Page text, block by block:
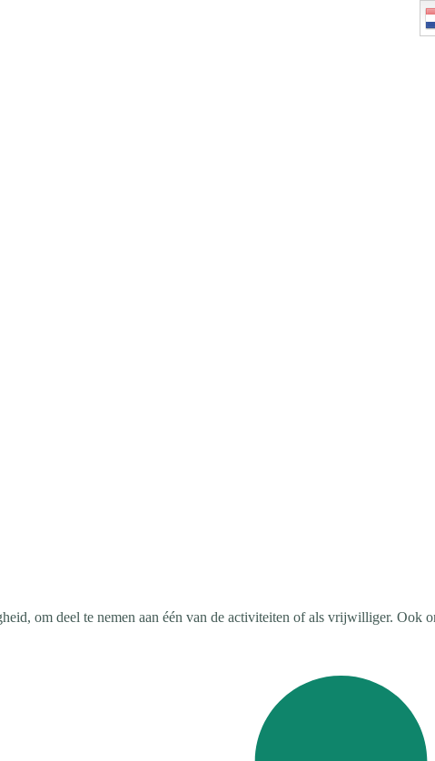
om deel te nemen aan één van de activiteiten of als vrijwilliger. Ook